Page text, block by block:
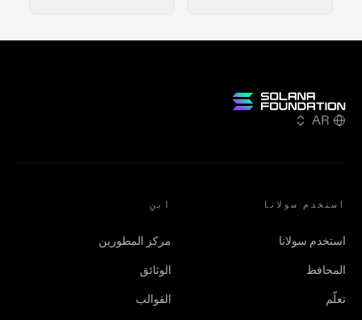
AR
استخدم سولانا
استخدم سولانا
المحافظ
تعلّم
ابنِ
مركز المطورين
الوثائق
القوالب